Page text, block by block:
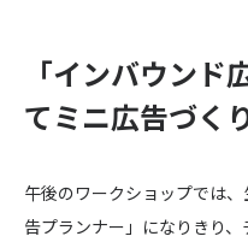
「インバウン
てミニ広告づく
午後のワークショップでは
告プランナー」になりきり